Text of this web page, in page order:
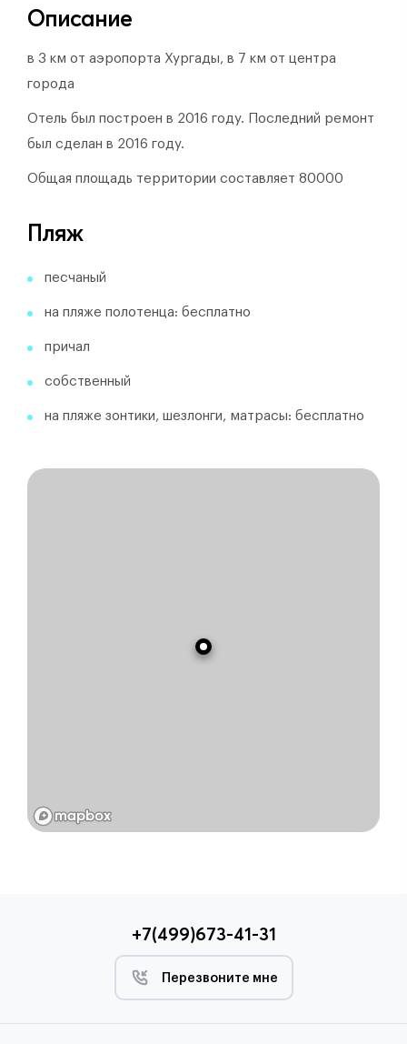
Описание
в 3 км от аэропорта Хургады, в 7 км от центра
города
Отель был построен в 2016 году. Последний ремонт
был сделан в 2016 году.
Общая площадь территории составляет 80000
Пляж
песчаный
на пляже полотенца: бесплатно
причал
собственный
на пляже зонтики, шезлонги, матрасы: бесплатно
+7(499)673-41-31
Перезвоните мне